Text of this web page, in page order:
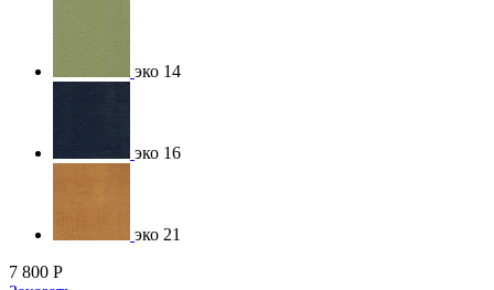
эко 14
эко 16
эко 21
7 800 Р